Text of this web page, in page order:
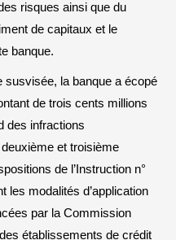
risques ainsi que du
de capitaux et le
banque.
susvisée, la banque a écopé
de trois cents millions
des infractions
et troisième
de l’Instruction n°
les modalités d’application
par la Commission
établissements de crédit